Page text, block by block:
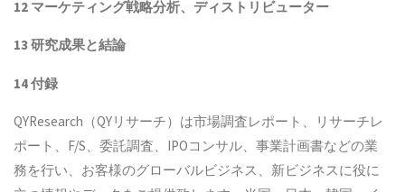
12 マーケティング戦略分析、ディストリビューター
13 研究成果と結論
14 付録
QYResearch（QYリサーチ）は市場調査レポート、リサーチレ
ポート、F/S、委託調査、IPOコンサル、事業計画書などの業
務を行い、お客様のグローバルビジネス、新ビジネスに役に